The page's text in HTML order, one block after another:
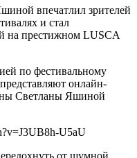
впечатлил зрителей
и стал
на престижном LUSCA
по фестивальному
онлайн-
Светланы Яшиной
U5aU
от шумной